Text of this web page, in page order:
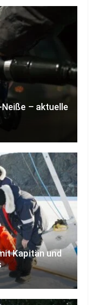
– aktuelle
Kapitän und